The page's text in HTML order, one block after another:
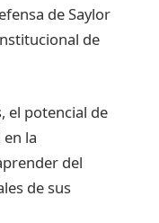
de Saylor
de
el potencial de
la
del
de sus